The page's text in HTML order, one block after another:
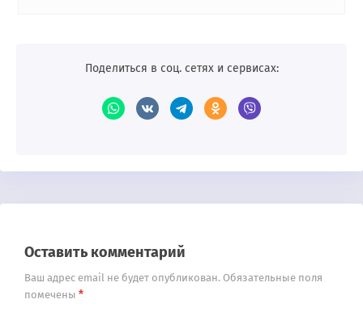
Поделиться в соц. сетях и сервисах:
Оставить комментарий
Ваш адрес email не будет опубликован. Обязательные поля
помечены *